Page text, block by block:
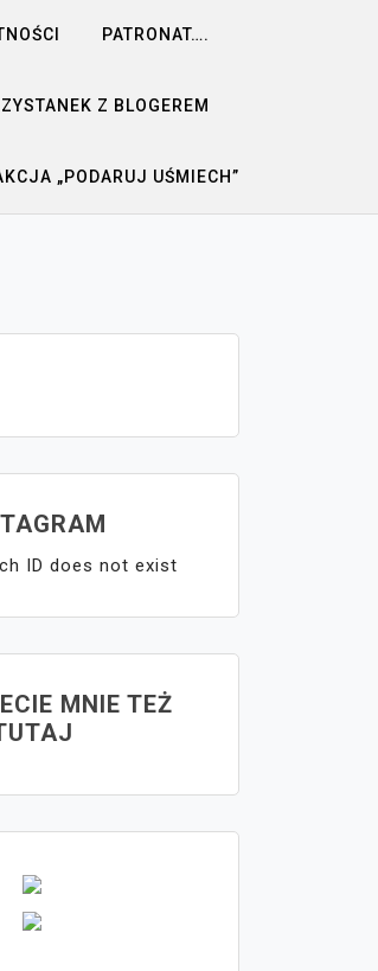
PATRONAT….
Z BLOGEREM
„PODARUJ UŚMIECH”
ID does not exist
MNIE TEŻ